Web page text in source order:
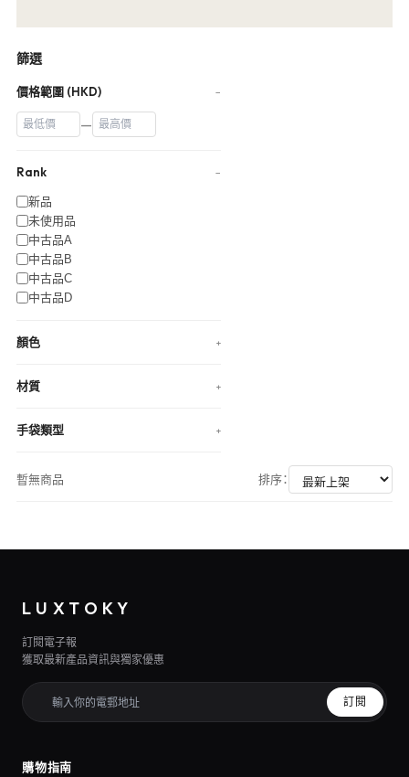
篩選
價格範圍 (HKD) −
—
Rank −
新品
未使用品
中古品A
中古品B
中古品C
中古品D
顏色 +
材質 +
手袋類型 +
暫無商品 排序：
LUXTOKY
訂閱電子報
獲取最新產品資訊與獨家優惠
訂閱
購物指南